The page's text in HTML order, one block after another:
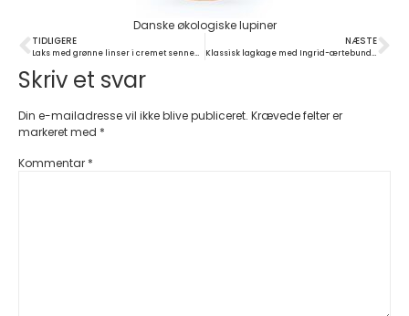
Danske økologiske lupiner
TIDLIGERE
Laks med grønne linser i cremet sennepssauce
NÆSTE
Klassisk lagkage med Ingrid-ærtebund, flødeskum og bær
Skriv et svar
Din e-mailadresse vil ikke blive publiceret. Krævede felter er
markeret med *
Kommentar *